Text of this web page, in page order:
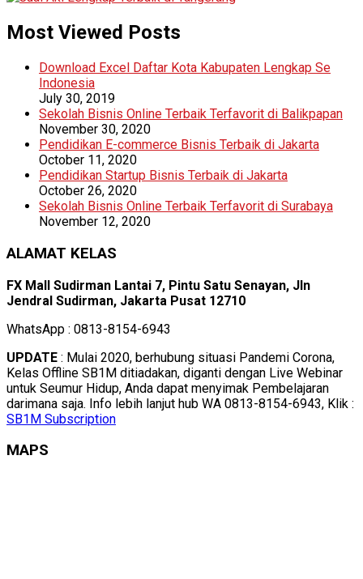
Most Viewed Posts
Download Excel Daftar Kota Kabupaten Lengkap Se
Indonesia
July 30, 2019
Sekolah Bisnis Online Terbaik Terfavorit di Balikpapan
November 30, 2020
Pendidikan E-commerce Bisnis Terbaik di Jakarta
October 11, 2020
Pendidikan Startup Bisnis Terbaik di Jakarta
October 26, 2020
Sekolah Bisnis Online Terbaik Terfavorit di Surabaya
November 12, 2020
ALAMAT KELAS
FX Mall Sudirman Lantai 7, Pintu Satu Senayan, Jln
Jendral Sudirman, Jakarta Pusat 12710
WhatsApp : 0813-8154-6943
UPDATE : Mulai 2020, berhubung situasi Pandemi Corona,
Kelas Offline SB1M ditiadakan, diganti dengan Live Webinar
untuk Seumur Hidup, Anda dapat menyimak Pembelajaran
darimana saja. Info lebih lanjut hub WA 0813-8154-6943, Klik :
SB1M Subscription
MAPS